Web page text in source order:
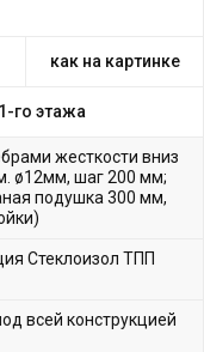
как на картинке
го этажа
жесткости вниз
ø12мм, шаг 200 мм;
подушка 300 мм,
Стеклоизол ТПП
всей конструкцией